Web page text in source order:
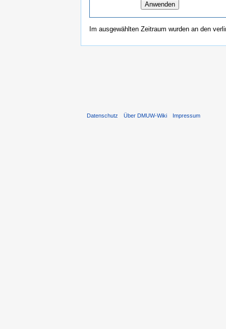
Im ausgewählten Zeitraum wurden an den
Datenschutz Über DMUW-Wiki Impressum